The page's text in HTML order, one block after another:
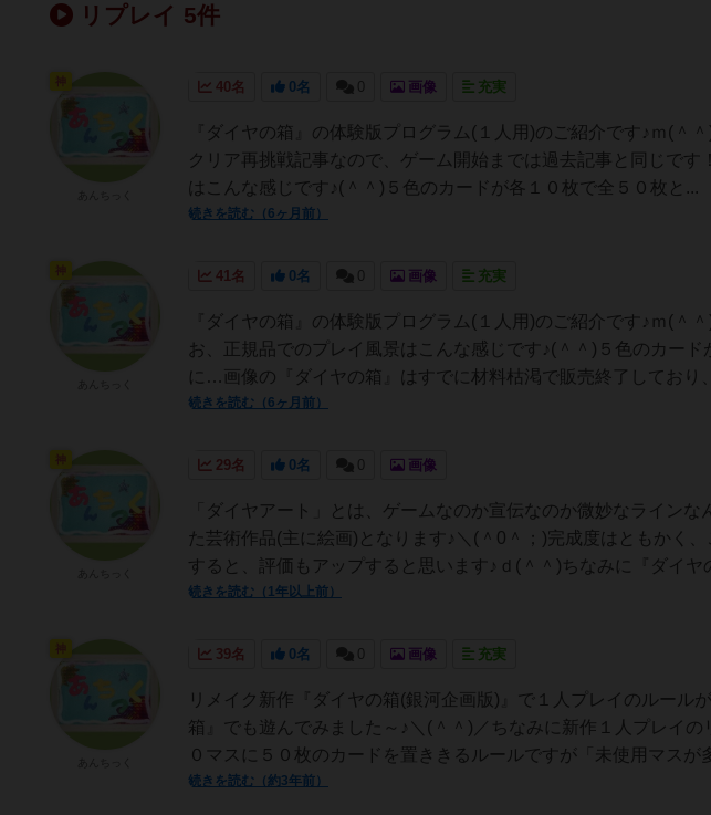
リプレイ 5件
40名 0名 0 画像 充実
『ダイヤの箱』の体験版プログラム(１人用)のご紹介です♪ｍ(＾
クリア再挑戦記事なので、ゲーム開始までは過去記事と同じです
はこんな感じです♪(＾＾)５色のカードが各１０枚で全５０枚と...
続きを読む（6ヶ月前）
41名 0名 0 画像 充実
『ダイヤの箱』の体験版プログラム(１人用)のご紹介です♪ｍ(＾
お、正規品でのプレイ風景はこんな感じです♪(＾＾)５色のカー
に…画像の『ダイヤの箱』はすでに材料枯渇で販売終了しており
続きを読む（6ヶ月前）
29名 0名 0 画像
「ダイヤアート」とは、ゲームなのか宣伝なのか微妙なライン
た芸術作品(主に絵画)となります♪＼(＾0＾；)完成度はともかく
すると、評価もアップすると思います♪ｄ(＾＾)ちなみに『ダイヤ
続きを読む（1年以上前）
39名 0名 0 画像 充実
リメイク新作『ダイヤの箱(銀河企画版)』で１人プレイのルール
箱』でも遊んでみました～♪＼(＾＾)／ちなみに新作１人プレイの
０マスに５０枚のカードを置ききるルールですが「未使用マスが
続きを読む（約3年前）